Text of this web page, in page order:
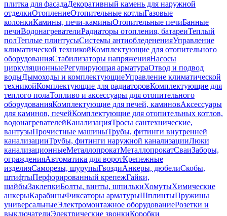
плитка для фасадаДекоративный камень для наружной
отделкиОтоплениеОтопительные котлыГазовые
колонкиКамины, печи-каминыОтопительные печиБанные
печиВодонагревателиРадиаторы отопления, батареиТеплый
полТеплые плинтусыСистемы антиобледененияУправление
климатической техникойКомплектующие для отопительного
оборудованияСтабилизаторы напряженияНасосы
циркуляционныеРегулирующая арматураОтвод и подвод
водыДымоходы и комплектующиеУправление климатической
техникойКомплектующие для радиаторовКомплектующие для
теплого полаТопливо и аксессуары для отопительного
оборудованияКомплектующие для печей, каминовАксессуары
для каминов, печейКомплектующие для отопительных котлов,
водонагревателейКанализацияТросы сантехнические,
вантузыПрочистные машиныТрубы, фитинги внутренней
канализацииТрубы, фитинги наружной канализацииЛюки
канализационныеМеталлопрокатМеталлопрокатСваиЗаборы,
огражденияАвтоматика для воротКрепежные
изделияСаморезы, шурупыГвоздиАнкеры, дюбелиСкобы,
штифтыПерфорированный крепежГайки,
шайбыЗаклепкиБолты, винты, шпилькиХомутыХимические
анкерыКарабиныФиксаторы арматурыШплинтыПружины
универсальныеЭлектромонтажное оборудованиеРозетки и
выключателиЭлектрические звонкиКоробки